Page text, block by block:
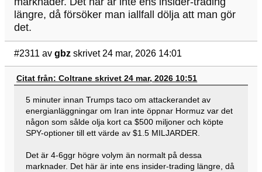
längre, då försöker man iallfall dölja att man gör
det.
#2311 av gbz skrivet 24 mar, 2026 14:01
Citat från: Coltrane skrivet 24 mar, 2026 10:51
5 minuter innan Trumps taco om attackerandet av
energianläggningar om Iran inte öppnar Hormuz var det
någon som sålde olja kort ca $500 miljoner och köpte
SPY-optioner till ett värde av $1.5 MILJARDER.
Det är 4-6ggr högre volym än normalt på dessa
marknader. Det här är inte ens insider-trading längre, då